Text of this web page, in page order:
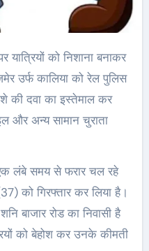
उर्फ कालिया को रेल पुलिस
की दवा का इस्तेमाल कर
और अन्य सामान चुराता
लंबे समय से फरार चल रहे
को गिरफ्तार कर लिया है।
बाजार रोड का निवासी है
को बेहोश कर उनके कीमती